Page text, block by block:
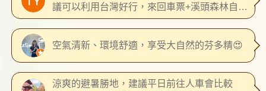
議可以利用台灣好行，來回車票+溪頭森林自然
教育園區門票只要420，到台中干城南投客運站
尋南投客運-溪頭線就可以查到了，單趟大概1
路10分，附近有繼光街、秀泰、東協廣場，都
用走的就會到，10~15分內。 上溪頭最後40分
空氣清新、環境舒適，享受大自然的芬多精😍
涼爽的避暑勝地，建議平日前往人車會比較